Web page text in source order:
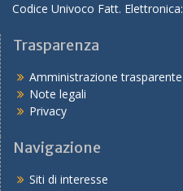
Codice Univoco Fatt. Elettronica:
Trasparenza
Amministrazione trasparente
Note legali
Privacy
Navigazione
Siti di interesse